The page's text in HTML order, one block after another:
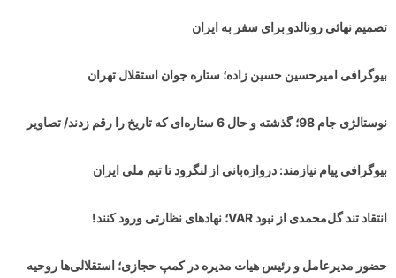
تصمیم نهائی رونالدو برای سفر به ایران
بیوگرافی امیرحسین حسین زاده؛ ستاره جوان استقلال تهران
نوستالژی جام 98؛ گذشته و حال 6 ستاره‌ای که تاریخ را رقم زدند/ تصاویر
بیوگرافی پیام نیازمند: دروازه‌بانی از لنگرود تا تیم ملی ایران
انتقاد تند گل‌محمدی از نبود VAR؛ نهادهای نظارتی ورود کنند!
حضور مدیرعامل و رئیس هیات مدیره در کمپ حجازی؛ استقلالی‌ها روحیه